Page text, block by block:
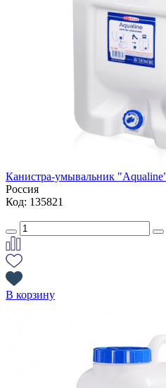
Канистра-умывальник
Россия
Код: 135821
В корзину